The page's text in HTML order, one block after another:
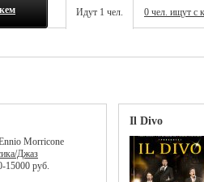
Идут 1 чел.
0 чел. ищут с
Morricone
Джаз
15000 руб.
Il Divo